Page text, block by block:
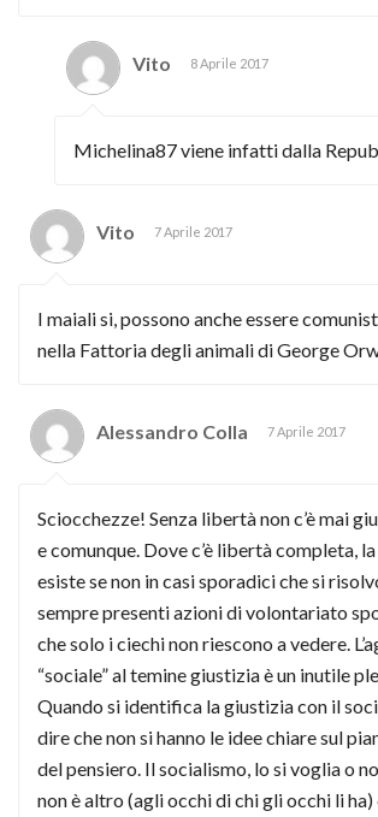
Vito 8 Aprile 2017
Michelina87 viene infatti dalla
Vito 7 Aprile 2017
I maiali si, possono anche essere
nella Fattoria degli animali di George
Alessandro Colla 7 Aprile 2017
Sciocchezze! Senza libertà non c’è mai
e comunque. Dove c’è libertà completa,
esiste se non in casi sporadici che si
sempre presenti azioni di volontariato
che solo i ciechi non riescono a vedere.
“sociale” al temine giustizia è un inutile
Quando si identifica la giustizia con il
dire che non si hanno le idee chiare sul
del pensiero. Il socialismo, lo si voglia o
non è altro (agli occhi di chi gli occhi li ha)